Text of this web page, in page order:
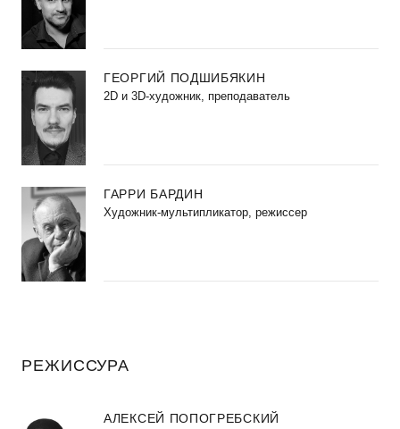
ГЕОРГИЙ ПОДШИБЯКИН
2D и 3D-художник, преподаватель
ГАРРИ БАРДИН
Художник-мультипликатор, режиссер
РЕЖИССУРА
АЛЕКСЕЙ ПОПОГРЕБСКИЙ